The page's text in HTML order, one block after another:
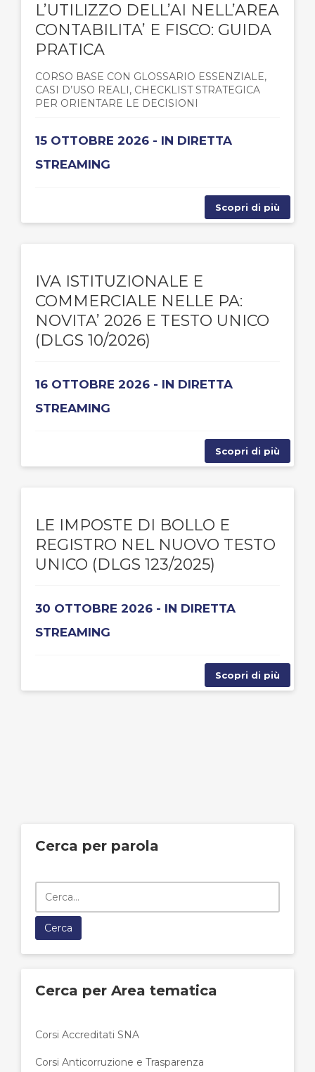
L’UTILIZZO DELL’AI NELL’AREA
CONTABILITA’ E FISCO: GUIDA
PRATICA
CORSO BASE CON GLOSSARIO ESSENZIALE,
CASI D’USO REALI, CHECKLIST STRATEGICA
PER ORIENTARE LE DECISIONI
15 OTTOBRE 2026 - IN DIRETTA
STREAMING
Scopri di più
IVA ISTITUZIONALE E
COMMERCIALE NELLE PA:
NOVITA’ 2026 E TESTO UNICO
(DLGS 10/2026)
16 OTTOBRE 2026 - IN DIRETTA
STREAMING
Scopri di più
LE IMPOSTE DI BOLLO E
REGISTRO NEL NUOVO TESTO
UNICO (DLGS 123/2025)
30 OTTOBRE 2026 - IN DIRETTA
STREAMING
Scopri di più
Cerca per parola
Cerca per Area tematica
Corsi Accreditati SNA
Corsi Anticorruzione e Trasparenza